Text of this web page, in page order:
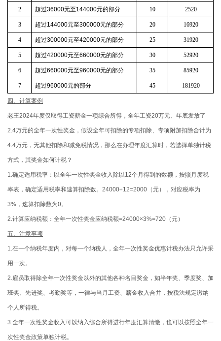
2 超过36000元至144000元的部分 10 2520
3 超过144000元至300000元的部分 20 16920
4 超过300000元至420000元的部分 25 31920
5 超过420000元至660000元的部分 30 52920
6 超过660000元至960000元的部分 35 85920
7 超过960000元的部分 45 181920
四、计算案例
老王2024年度仅取得工资薪金一项综合所得，全年工资20万元、年底发放了
2.4万元的全年一次性奖金，假设全年可扣除的专项扣除、专项附加扣除合计为
4.4万元，无其他扣除和减免税情况，那么在办理年度汇算时，若选择单独计税
方式，其奖金如何计税？
1.确定适用税率：以全年一次性奖金收入除以12个月得到的数额，按照月度税
率表，确定适用税率和速算扣除数。24000÷12=2000（元），对应税率为
3%，速算扣除数为0。
2.计算应纳税额：全年一次性奖金应纳税额=24000×3%=720（元）
五、注意事项
1.在一个纳税年度内，对每一个纳税人，全年一次性奖金优惠计税办法只允许采
用一次。
2.雇员取得除全年一次性奖金以外的其他各种名目奖金，如半年奖、季度奖、加
班奖、先进奖、考勤奖等，一律与当月工资、薪金收入合并，按税法规定缴纳
个人所得税。
3.全年一次性奖金收入可以纳入综合所得进行年度汇算清缴，也可以按照全年一
次性奖金政策单独计税。